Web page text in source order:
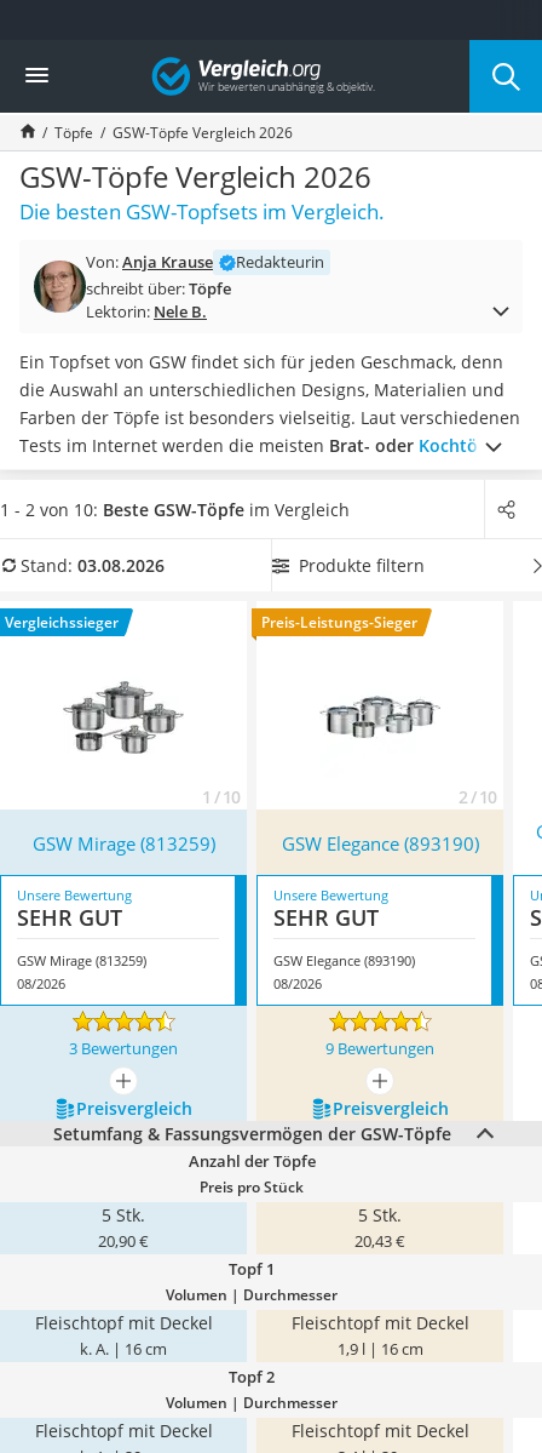
Die beliebtesten Vergleiche nach Kategorie
Haushalt
Wassersprudler
Zentralstaubsauger
Brotbackautomat
Wischroboter
Wäschespinne
Spülmaschinentabs
Akku-Staubsauger
AEG-Waschmaschine
Saug-Wisch-Roboter
Handstaubsauger
Milchaufschäumer
Kondenstrockner
Reiskocher
Tierhaarstaubsauger
Nespresso-Maschine
Messerschärfer
Vergleich
Töpfe GSW-Töpfe Vergleich 2026
GSW-Töpfe Vergleich 2026
Die besten GSW-Topfsets im Vergleich.
Von:Anja Krause
Redakteurin
schreibt über:Töpfe
Lektorin: Nele B.
Ein Topfset von GSW findet sich für jeden Geschmack, denn
die Auswahl an unterschiedlichen Designs, Materialien und
Farben der Töpfe ist besonders vielseitig. Laut verschiedenen
Tests im Internet werden die meisten Brat- oder Kochtöpfe
mit passendem Deckelgeliefert, sodass Sie diesen nicht extra
nachbestellen müssen.Wählen Sie jetzt GSW-Töpfe mit
SieFleisch, Fisch oder Gemüse sanft garen möchten - und
2026 besonders das Modell
GSW Mirage (813259)*
seinen Eigenschaften.
1 - 2 von 10: Beste GSW-Töpfe im Vergleich
Stand: 03.08.2026 Produkte filtern
Vergleichssieger
1 / 10
Preis-Leistungs-Sieger
2 / 10
GSW Mirage (813259) GSW Elegance (893190)
Unsere Bewertung
SEHR GUT
GSW Mirage (813259)
08/2026
Unsere Bewertung
SEHR GUT
GSW Elegance (893190)
08/2026
3 Bewertungen 9 Bewertungen
mehr anzeigen
mehr anzeigen
Preis­vergleich
Preis­vergleich
Setumfang & Fassungsvermögen der GSW-Töpfe
Anzahl der Töpfe
Preis pro Stück
5 Stk.
20,90 €
5 Stk.
20,43 €
Topf 1
Volumen | Durchmesser
Fleischtopf mit Deckel
k. A. | 16 cm
Fleischtopf mit Deckel
1,9 l | 16 cm
Topf 2
Volumen | Durchmesser
Fleischtopf mit Deckel Fleischtopf mit Deckel